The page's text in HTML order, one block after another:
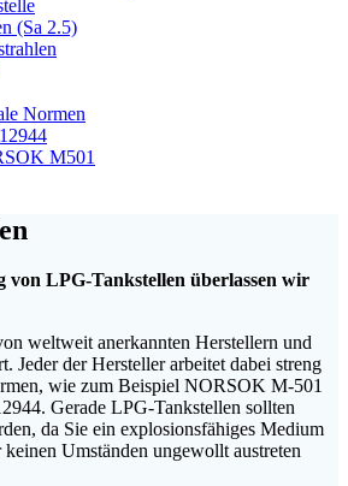
(Sa 2.5)
Normen
M501
von LPG-Tank­stel­len über­las­sen wir
welt­weit aner­kann­ten Her­stel­lern und
Jeder der Her­stel­ler arbei­tet dabei streng
wie zum Bei­spiel NORSOK M‑501
Gera­de LPG-Tank­stel­len soll­ten
da Sie ein explo­si­ons­fä­hi­ges Medi­um
Umstän­den unge­wollt aus­tre­ten